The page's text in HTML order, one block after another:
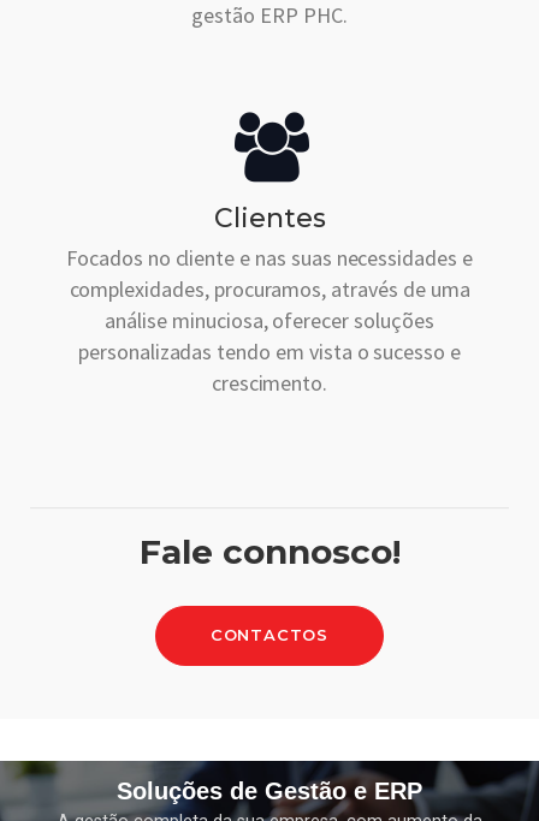
gestão ERP PHC.
Clientes
Focados no cliente e nas suas necessidades e
complexidades, procuramos, através de uma
análise minuciosa, oferecer soluções
personalizadas tendo em vista o sucesso e
crescimento.
Fale connosco!
CONTACTOS
Soluções de Gestão e ERP